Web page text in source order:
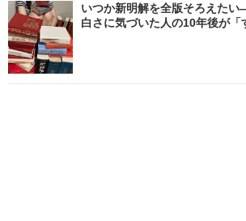
いつか新明解を全版そろえた
白さに気づいた人の10年後が「